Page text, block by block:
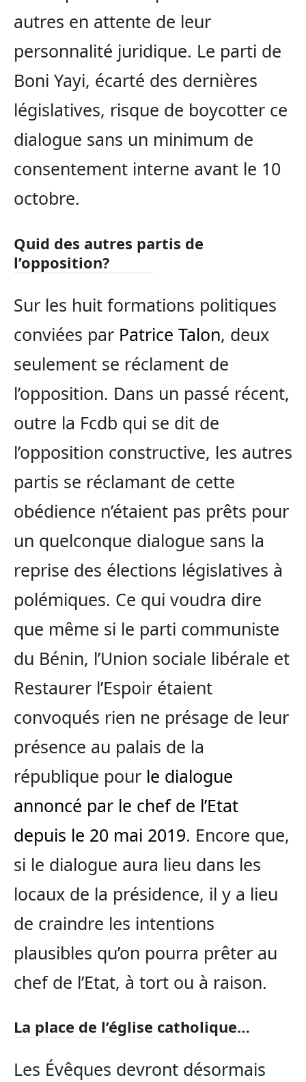
autres en attente de leur
personnalité juridique. Le parti de
Boni Yayi, écarté des dernières
législatives, risque de boycotter ce
dialogue sans un minimum de
consentement interne avant le 10
octobre.
Quid des autres partis de
l’opposition?
Sur les huit formations politiques
conviées par Patrice Talon, deux
seulement se réclament de
l’opposition. Dans un passé récent,
outre la Fcdb qui se dit de
l’opposition constructive, les autres
partis se réclamant de cette
obédience n’étaient pas prêts pour
un quelconque dialogue sans la
reprise des élections législatives à
polémiques. Ce qui voudra dire
que même si le parti communiste
du Bénin, l’Union sociale libérale et
Restaurer l’Espoir étaient
convoqués rien ne présage de leur
présence au palais de la
république pour le dialogue
annoncé par le chef de l’Etat
depuis le 20 mai 2019. Encore que,
si le dialogue aura lieu dans les
locaux de la présidence, il y a lieu
de craindre les intentions
plausibles qu’on pourra prêter au
chef de l’Etat, à tort ou à raison.
La place de l’église catholique…
Les Évêques devront désormais